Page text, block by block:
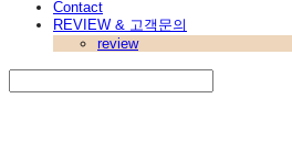
Contact
REVIEW & 고객문의
review